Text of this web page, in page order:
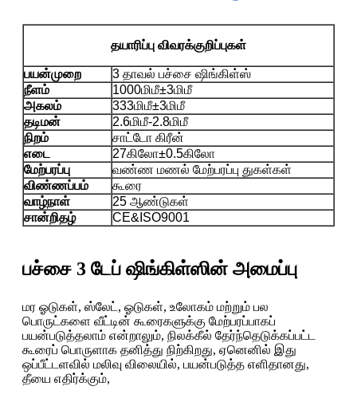
தயாரிப்பு விவரக்குறிப்புகள்
பயன்முறை
3 தாவல் பச்சை ஷிங்கிள்ஸ்
நீளம்
1000மிமீ±3மிமீ
அகலம்
333மிமீ±3மிமீ
தடிமன்
2.6மிமீ-2.8மிமீ
நிறம்
சாட்டோ கிரீன்
எடை
27கிலோ±0.5கிலோ
மேற்பரப்பு
வண்ண மணல் மேற்பரப்பு துகள்கள்
விண்ணப்பம்
கூரை
வாழ்நாள்
25 ஆண்டுகள்
சான்றிதழ்
CE&ISO9001
பச்சை 3 டேப் ஷிங்கிள்ஸின் அமைப்பு
மர ஓடுகள், ஸ்லேட், ஓடுகள், உலோகம் மற்றும் பல
பொருட்களை வீட்டின் கூரைகளுக்கு மேற்பரப்பாகப்
பயன்படுத்தலாம் என்றாலும், நிலக்கீல் தேர்ந்தெடுக்கப்பட்ட
கூரைப் பொருளாக தனித்து நிற்கிறது, ஏனெனில் இது
ஒப்பீட்டளவில் மலிவு விலையில், பயன்படுத்த எளிதானது,
தீயை எதிர்க்கும்,